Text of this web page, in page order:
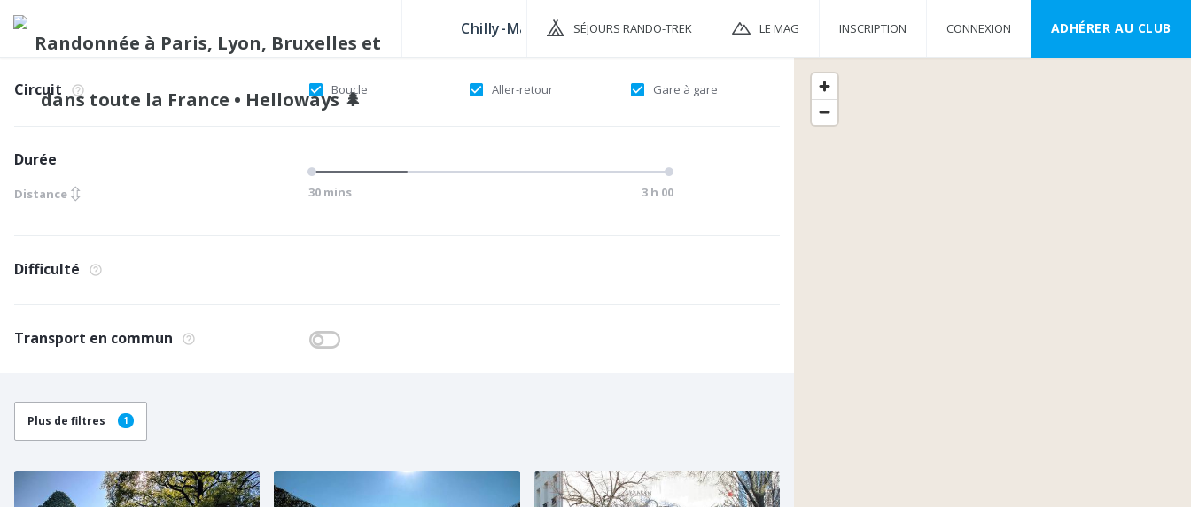
SÉJOURS RANDO-TREK LE MAG INSCRIPTION CONNEXION ADHÉRER AU CLUB
Circuit Boucle Aller-retour Gare à gare
Durée
Distance ⇳ 30 mins 3 h 00
Difficulté
Transport en commun
Plus de filtres 1